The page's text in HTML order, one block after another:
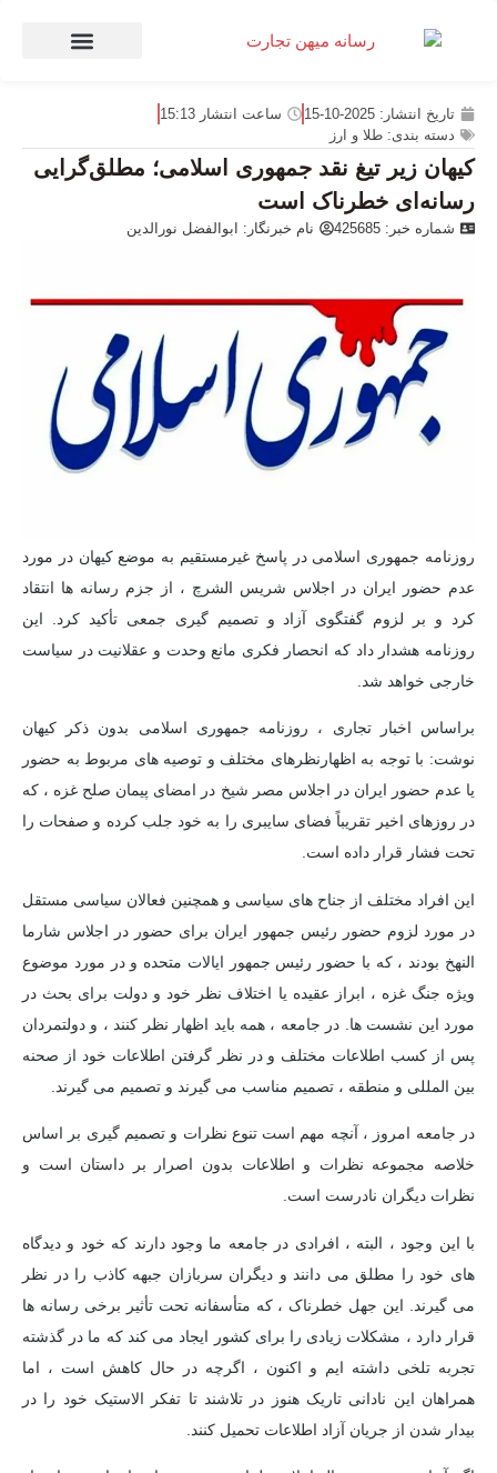
تاریخ انتشار: 2025-10-15 ساعت انتشار 15:13
دسته بندی: طلا و ارز
کیهان زیر تیغ نقد جمهوری اسلامی؛ مطلق‌گرایی
رسانه‌ای خطرناک است
شماره خبر: 425685 نام خبرنگار: ابوالفضل نورالدین
روزنامه جمهوری اسلامی در پاسخ غیرمستقیم به موضع کیهان در مورد
عدم حضور ایران در اجلاس شریس الشرچ ، از جزم رسانه ها انتقاد
کرد و بر لزوم گفتگوی آزاد و تصمیم گیری جمعی تأکید کرد. این
روزنامه هشدار داد که انحصار فکری مانع وحدت و عقلانیت در سیاست
خارجی خواهد شد.
براساس اخبار تجاری ، روزنامه جمهوری اسلامی بدون ذکر کیهان
نوشت: با توجه به اظهارنظرهای مختلف و توصیه های مربوط به حضور
یا عدم حضور ایران در اجلاس مصر شیخ در امضای پیمان صلح غزه ، که
در روزهای اخیر تقریباً فضای سایبری را به خود جلب کرده و صفحات را
تحت فشار قرار داده است.
این افراد مختلف از جناح های سیاسی و همچنین فعالان سیاسی مستقل
در مورد لزوم حضور رئیس جمهور ایران برای حضور در اجلاس شارما
النهخ بودند ، که با حضور رئیس جمهور ایالات متحده و در مورد موضوع
ویژه جنگ غزه ، ابراز عقیده یا اختلاف نظر خود و دولت برای بحث در
مورد این نشست ها. در جامعه ، همه باید اظهار نظر کنند ، و دولتمردان
پس از کسب اطلاعات مختلف و در نظر گرفتن اطلاعات خود از صحنه
بین المللی و منطقه ، تصمیم مناسب می گیرند و تصمیم می گیرند.
در جامعه امروز ، آنچه مهم است تنوع نظرات و تصمیم گیری بر اساس
خلاصه مجموعه نظرات و اطلاعات بدون اصرار بر داستان است و
نظرات دیگران نادرست است.
با این وجود ، البته ، افرادی در جامعه ما وجود دارند که خود و دیدگاه
های خود را مطلق می دانند و دیگران سربازان جبهه کاذب را در نظر
می گیرند. این جهل خطرناک ، که متأسفانه تحت تأثیر برخی رسانه ها
قرار دارد ، مشکلات زیادی را برای کشور ایجاد می کند که ما در گذشته
تجربه تلخی داشته ایم و اکنون ، اگرچه در حال کاهش است ، اما
همراهان این نادانی تاریک هنوز در تلاشند تا تفکر الاستیک خود را در
بیدار شدن از جریان آزاد اطلاعات تحمیل کنند.